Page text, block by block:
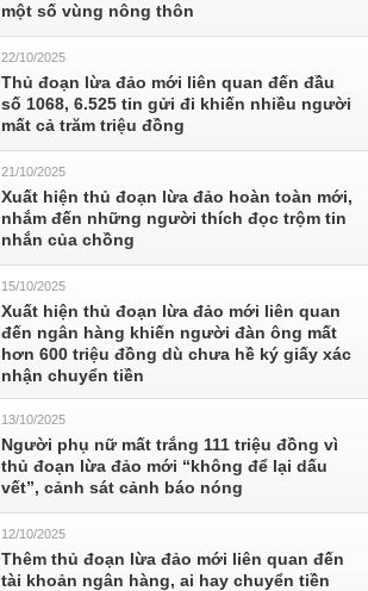
một số vùng nông thôn
22/10/2025
Thủ đoạn lừa đảo mới liên quan đến đầu
số 1068, 6.525 tin gửi đi khiến nhiều người
mất cả trăm triệu đồng
21/10/2025
Xuất hiện thủ đoạn lừa đảo hoàn toàn mới,
nhắm đến những người thích đọc trộm tin
nhắn của chồng
15/10/2025
Xuất hiện thủ đoạn lừa đảo mới liên quan
đến ngân hàng khiến người đàn ông mất
hơn 600 triệu đồng dù chưa hề ký giấy xác
nhận chuyển tiền
13/10/2025
Người phụ nữ mất trắng 111 triệu đồng vì
thủ đoạn lừa đảo mới “không để lại dấu
vết”, cảnh sát cảnh báo nóng
12/10/2025
Thêm thủ đoạn lừa đảo mới liên quan đến
tài khoản ngân hàng, ai hay chuyển tiền